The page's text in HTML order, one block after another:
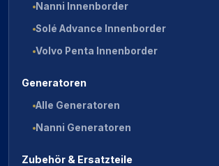
Nanni Innenborder
Solé Advance Innenborder
Volvo Penta Innenborder
Generatoren
Alle Generatoren
Nanni Generatoren
Zubehör & Ersatzteile